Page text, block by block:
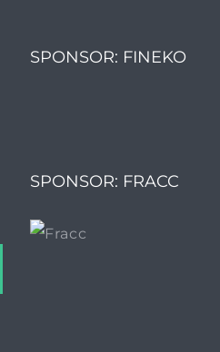
SPONSOR: FINEKO
SPONSOR: FRACC